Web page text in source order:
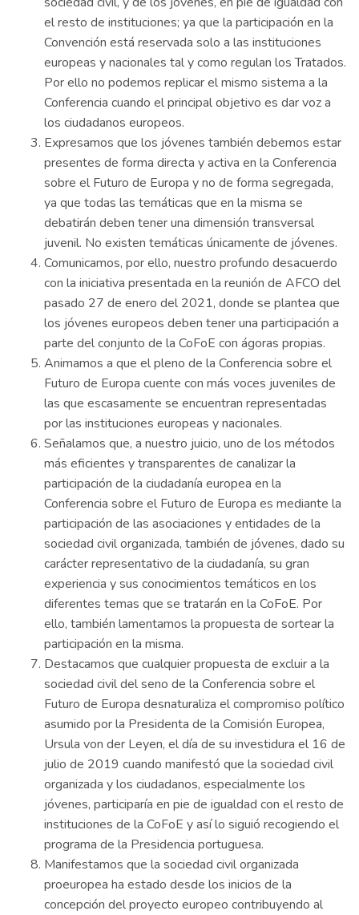
el resto de instituciones; ya que la participación en la
Convención está reservada solo a las instituciones
europeas y nacionales tal y como regulan los Tratados.
Por ello no podemos replicar el mismo sistema a la
Conferencia cuando el principal objetivo es dar voz a
los ciudadanos europeos.
Expresamos que los jóvenes también debemos estar
presentes de forma directa y activa en la Conferencia
sobre el Futuro de Europa y no de forma segregada,
ya que todas las temáticas que en la misma se
debatirán deben tener una dimensión transversal
juvenil. No existen temáticas únicamente de jóvenes.
Comunicamos, por ello, nuestro profundo desacuerdo
con la iniciativa presentada en la reunión de AFCO del
pasado 27 de enero del 2021, donde se plantea que
los jóvenes europeos deben tener una participación a
parte del conjunto de la CoFoE con ágoras propias.
Animamos a que el pleno de la Conferencia sobre el
Futuro de Europa cuente con más voces juveniles de
las que escasamente se encuentran representadas
por las instituciones europeas y nacionales.
Señalamos que, a nuestro juicio, uno de los métodos
más eficientes y transparentes de canalizar la
participación de la ciudadanía europea en la
Conferencia sobre el Futuro de Europa es mediante la
participación de las asociaciones y entidades de la
sociedad civil organizada, también de jóvenes, dado su
carácter representativo de la ciudadanía, su gran
experiencia y sus conocimientos temáticos en los
diferentes temas que se tratarán en la CoFoE. Por
ello, también lamentamos la propuesta de sortear la
participación en la misma.
Destacamos que cualquier propuesta de excluir a la
sociedad civil del seno de la Conferencia sobre el
Futuro de Europa desnaturaliza el compromiso político
asumido por la Presidenta de la Comisión Europea,
Ursula von der Leyen, el día de su investidura el 16 de
julio de 2019 cuando manifestó que la sociedad civil
organizada y los ciudadanos, especialmente los
jóvenes, participaría en pie de igualdad con el resto de
instituciones de la CoFoE y así lo siguió recogiendo el
programa de la Presidencia portuguesa.
Manifestamos que la sociedad civil organizada
proeuropea ha estado desde los inicios de la
concepción del proyecto europeo contribuyendo al